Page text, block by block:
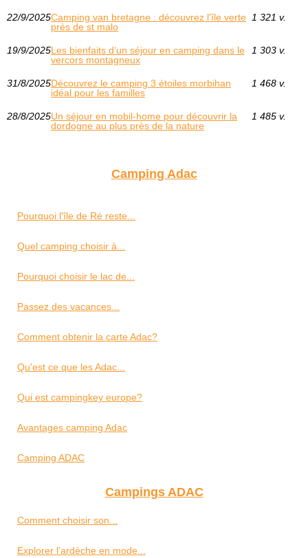
22/9/2025Camping van bretagne : découvrez l'île verte
près de st malo
1 321 v.
19/9/2025Les bienfaits d’un séjour en camping dans le
vercors montagneux
1 303 v.
31/8/2025Découvrez le camping 3 étoiles morbihan
idéal pour les familles
1 468 v.
28/8/2025Un séjour en mobil-home pour découvrir la
dordogne au plus près de la nature
1 485 v.
Camping Adac
Pourquoi l'île de Ré reste...
Quel camping choisir à...
Pourquoi choisir le lac de...
Passez des vacances...
Comment obtenir la carte Adac?
Qu'est ce que les Adac...
Qui est campingkey europe?
Avantages camping Adac
Camping ADAC
Campings ADAC
Comment choisir son...
Explorer l’ardèche en mode...